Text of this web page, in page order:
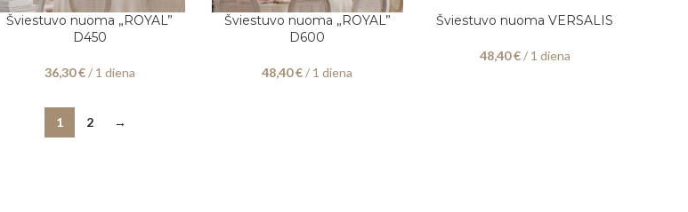
PASIRINKITE DATAS
Šviestuvo nuoma „ROYAL”
D450
36,30€/ 1 diena
PASIRINKITE DATAS
Šviestuvo nuoma „ROYAL”
D600
48,40€/ 1 diena
PASIRINKITE DATAS
Šviestuvo nuoma VERSALIS
48,40€/ 1 diena
1 2 →